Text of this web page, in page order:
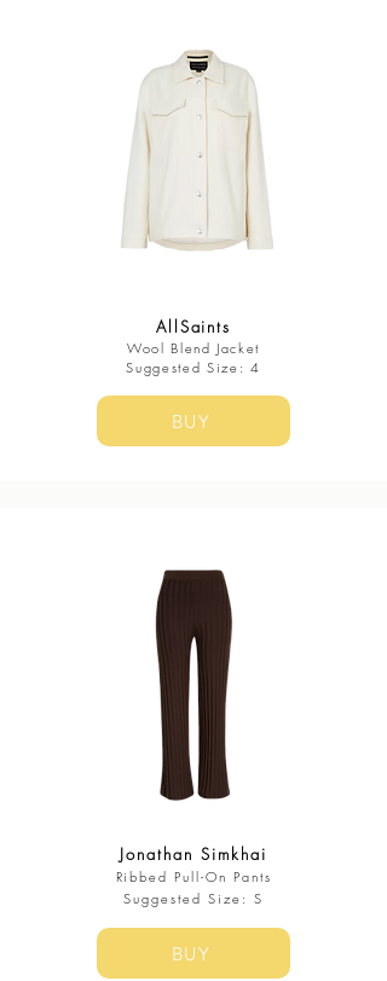
AllSaints
Wool Blend Jacket
Suggested Size: 4
BUY
Jonathan Simkhai
Ribbed Pull-On Pants
​Suggested Size: S
BUY